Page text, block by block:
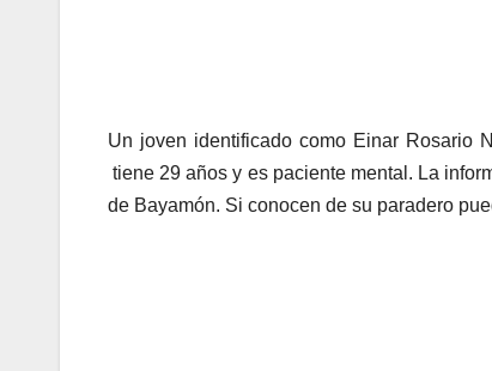
Un joven identificado como Einar Rosario
tiene 29 años y es paciente mental. La
de Bayamón. Si conocen de su paradero